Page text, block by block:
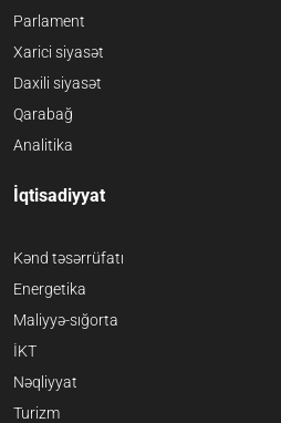
Parlament
Xarici siyasət
Daxili siyasət
Qarabağ
Analitika
İqtisadiyyat
Kənd təsərrüfatı
Energetika
Maliyyə-sığorta
İKT
Nəqliyyat
Turizm